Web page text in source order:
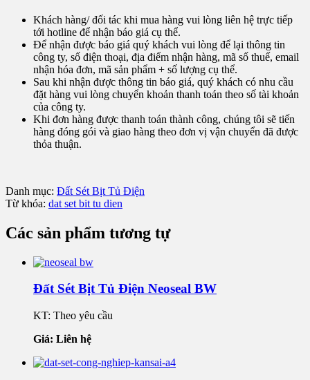
Khách hàng/ đối tác khi mua hàng vui lòng liên hệ trực tiếp
tới hotline để nhận báo giá cụ thể.
Để nhận được báo giá quý khách vui lòng để lại thông tin
công ty, số điện thoại, địa điểm nhận hàng, mã số thuế, email
nhận hóa đơn, mã sản phẩm + số lượng cụ thể.
Sau khi nhận được thông tin báo giá, quý khách có nhu cầu
đặt hàng vui lòng chuyển khoản thanh toán theo số tài khoản
của công ty.
Khi đơn hàng được thanh toán thành công, chúng tôi sẽ tiến
hàng đóng gói và giao hàng theo đơn vị vận chuyển đã được
thỏa thuận.
Danh mục: Đất Sét Bịt Tủ Điện
Từ khóa: dat set bit tu dien
Các sản phẩm tương tự
Đất Sét Bịt Tủ Điện Neoseal BW
KT: Theo yêu cầu
Giá: Liên hệ